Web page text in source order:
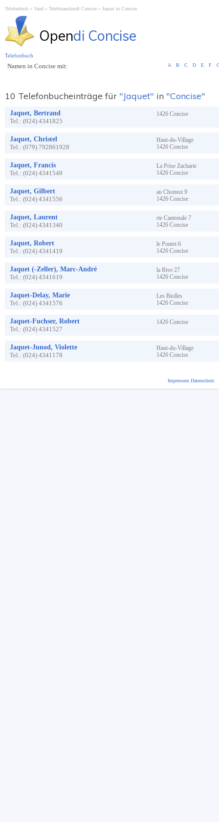
Telefonbuch Vaud Telefonauskunft Concise Jaquet in Concise
Opendi Concise
Namen in Concise mit: A B C D E F
10 Telefonbucheinträge für "Jaquet" in "Concise"
Jaquet, Bertrand
Tel.: (024) 4341825
1426 Concise
Jaquet, Christel
Tel.: (079) 792861928
Haut-du-Village
1426 Concise
Jaquet, Francis
Tel.: (024) 4341549
La Prise Zacharie
1426 Concise
Jaquet, Gilbert
Tel.: (024) 4341556
au Chomoz 9
1426 Concise
Jaquet, Laurent
Tel.: (024) 4341340
rte Cantonale 7
1426 Concise
Jaquet, Robert
Tel.: (024) 4341419
le Pontet 6
1426 Concise
Jaquet (-Zeller), Marc-André
Tel.: (024) 4341619
la Rive 27
1426 Concise
Jaquet-Delay, Marie
Tel.: (024) 4341576
Les Biolles
1426 Concise
Jaquet-Fuchser, Robert
Tel.: (024) 4341527
1426 Concise
Jaquet-Junod, Violette
Tel.: (024) 4341178
Haut-du-Village
1426 Concise
Telefonbuch
Impressum Datenschutz